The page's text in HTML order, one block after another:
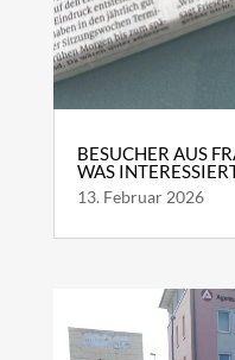
BESUCHER AUS
WAS
13. Februar 2026